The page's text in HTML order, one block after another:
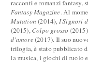
racconti e romanzi fantasy,
Fantasy Magazine. Al
Mutation (2014), I Signori
(2015), Colpo grosso
d'amore(2017). Il suo
trilogia, è stato pubblicato
la musica, i giochi di ruolo